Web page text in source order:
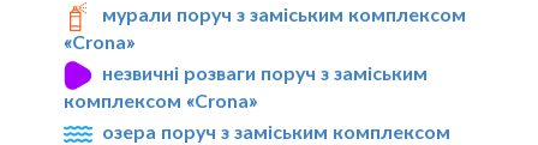
мурали поруч з заміським комплексом
«Crona»
незвичні розваги поруч з заміським
комплексом «Crona»
озера поруч з заміським комплексом